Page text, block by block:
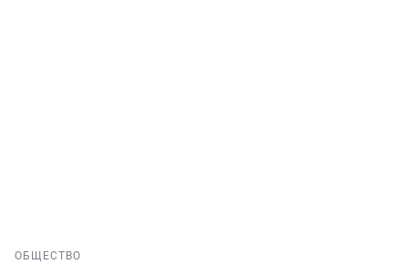
ОБЩЕСТВО